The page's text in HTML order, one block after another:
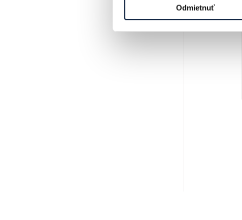
Odmietnuť